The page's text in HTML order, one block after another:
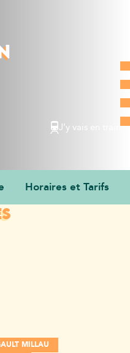
J’y vais en train
Horaires et Tarifs
MILLAU